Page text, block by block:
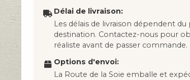
Délai de livraison:
Les délais de livraison dépendent
destination. Contactez-nous pour
réaliste avant de passer commande.
Options d'envoi:
La Route de la Soie emballe et